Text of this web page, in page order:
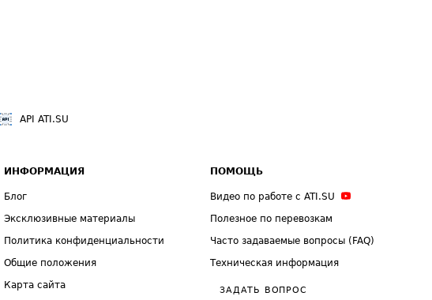
API ATI.SU
ИНФОРМАЦИЯ
Блог
Эксклюзивные материалы
Политика конфиденциальности
Общие положения
Карта сайта
ПОМОЩЬ
Видео по работе с ATI.SU
Полезное по перевозкам
Часто задаваемые вопросы (FAQ)
Техническая информация
ЗАДАТЬ ВОПРОС